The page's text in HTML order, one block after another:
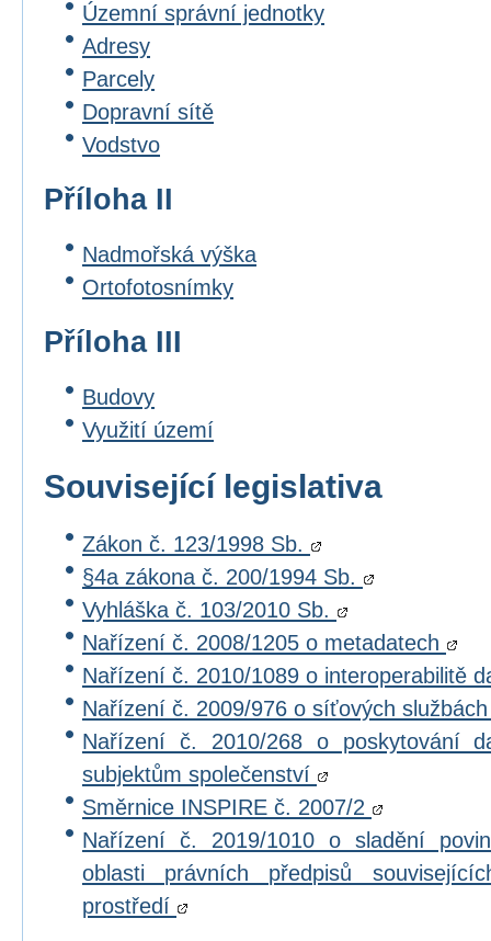
Územní správní jednotky
Adresy
Parcely
Dopravní sítě
Vodstvo
Příloha II
Nadmořská výška
Ortofotosnímky
Příloha III
Budovy
Využití území
Související legislativa
Zákon č. 123/1998 Sb.
§4a zákona č. 200/1994 Sb.
Vyhláška č. 103/2010 Sb.
Nařízení č. 2008/1205 o metadatech
Nařízení č. 2010/1089 o interoperabilitě
Nařízení č. 2009/976 o síťových
Nařízení č. 2010/268 o poskytování
subjektům společenství
Směrnice INSPIRE č. 2007/2
Nařízení č. 2019/1010 o sladění
oblasti právních předpisů
prostředí